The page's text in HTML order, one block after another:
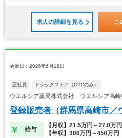
求人の詳細を見る こ
更新日：2026年6月18日
正社員 ドラッグストア（OTCのみ）
ウエルシア薬局株式会社 ウエルシア高崎
登録販売者（群馬県高崎市／
給与
【月収】21.5万円～27.0万円
【年収】308万円～450万円